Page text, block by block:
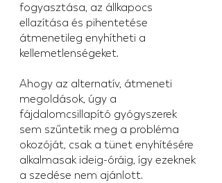
fogyasztása, az állkapocs
ellazítása és pihentetése
átmenetileg enyhítheti a
kellemetlenségeket.
Ahogy az alternatív, átmeneti
megoldások, úgy a
fájdalomcsillapító gyógyszerek
sem szűntetik meg a probléma
okozóját, csak a tünet enyhítésére
alkalmasak ideig-óráig, így ezeknek
a szedése nem ajánlott.